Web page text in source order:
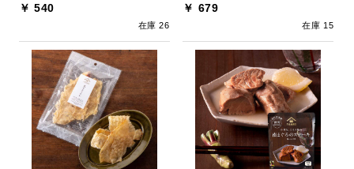
￥ 540
在庫 26
￥ 679
在庫 15